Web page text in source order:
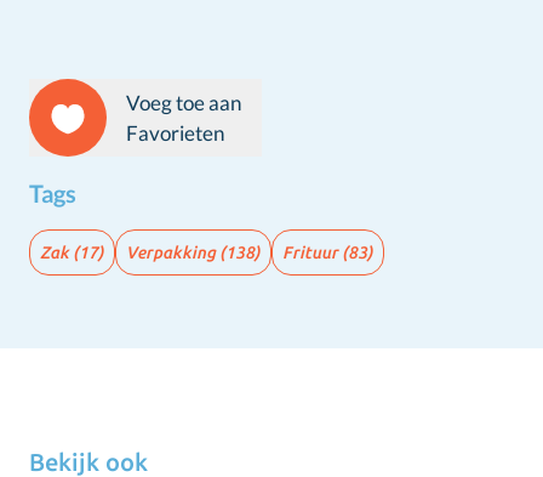
Voeg toe aan
Favorieten
Tags
Zak(17) Verpakking(138) Frituur(83)
Bekijk ook